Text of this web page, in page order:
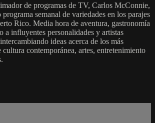
de programas de TV, Carlos McConnie,
semanal de variedades en los parajes
Rico. Media hora de aventura, gastronomía
a influyentes personalidades y artistas
ideas acerca de los más
cultura contemporánea, artes, entretenimiento